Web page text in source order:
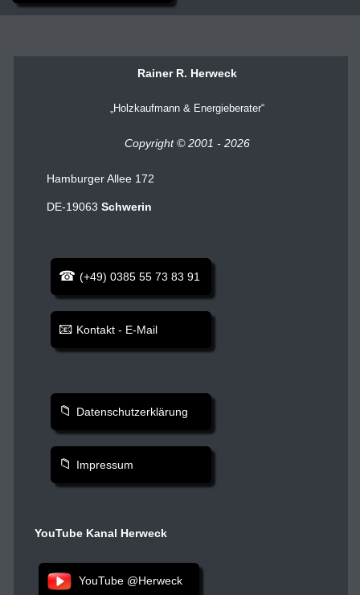
Rainer R. Herweck
Holzkaufmann & Energieberater
Copyright © 2001 - 2026
Hamburger Allee 172
DE-19063 Schwerin
(+49) 0385 55 73 83 91
Kontakt - E-Mail
Datenschutzerklärung
Impressum
YouTube Kanal Herweck
YouTube @Herweck